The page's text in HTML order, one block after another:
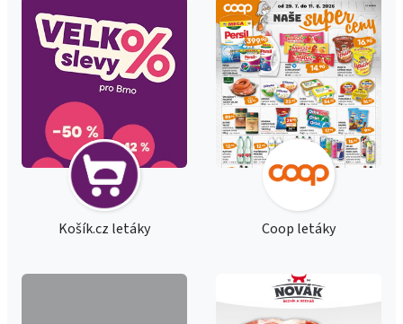
Košík.cz letáky Coop letáky